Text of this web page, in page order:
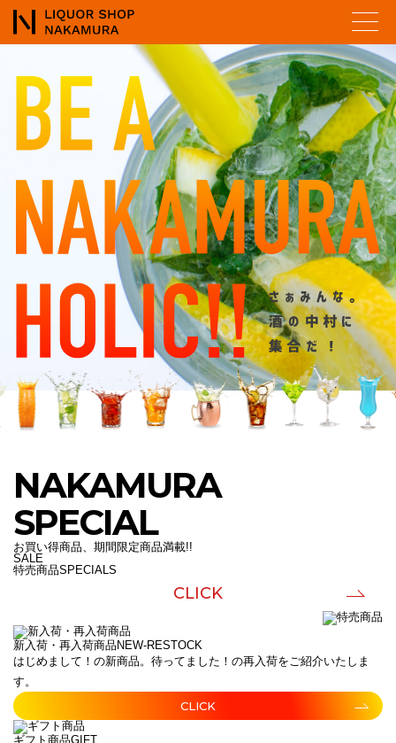
NAKAMURA
SPECIAL
お買い得商品、期間限定商品満載!!
SALE
特売商品SPECIALS
CLICK
新入荷・再入荷商品 NEW-RESTOCK
はじめまして！の新商品。待ってました！の再入荷をご紹介いたしま
す。
CLICK
ギフト商品GIFT